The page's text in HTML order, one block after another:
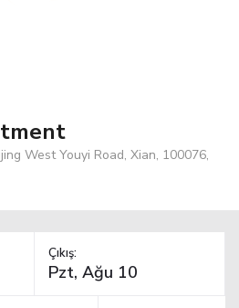
West Youyi Road, Xian, 100076,
Çıkış: